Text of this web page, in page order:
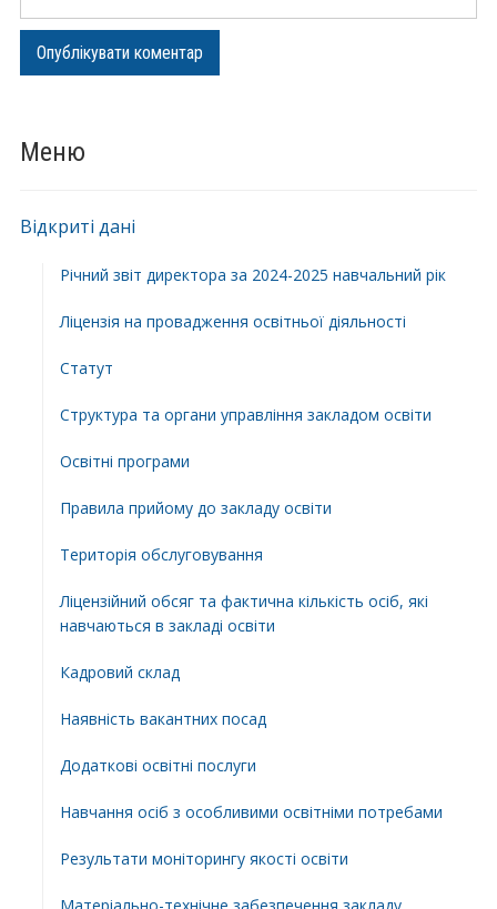
Меню
Відкриті дані
Річний звіт директора за 2024-2025 навчальний рік
Ліцензія на провадження освітньої діяльності
Статут
Структура та органи управління закладом освіти
Освiтнi програми
Правила прийому до закладу освіти
Територiя обслуговування
Ліцензійний обсяг та фактична кількість осіб, які
навчаються в закладі освіти
Кадровий склад
Наявність вакантних посад
Додатковi освiтнi послуги
Навчання осіб з особливими освітніми потребами
Результати моніторингу якості освіти